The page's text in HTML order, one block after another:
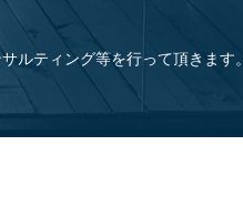
ルティング等を行って頂きます。